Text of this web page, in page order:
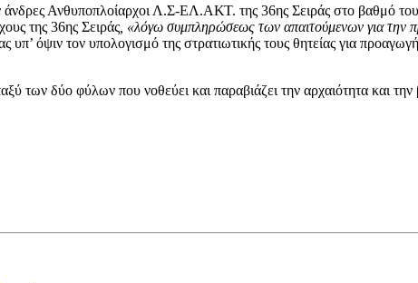
Ανθυποπλοίαρχοι Λ.Σ-ΕΛ.ΑΚΤ. της 36ης Σειράς στο βαθμό
της 36ης Σειράς , «λόγω συμπληρώσεως των απαιτούμενων για την
υπ’ όψιν τον υπολογισμό της στρατιωτικής τους θητείας για
των δύο φύλων που νοθεύει και παραβιάζει την αρχαιότητα και